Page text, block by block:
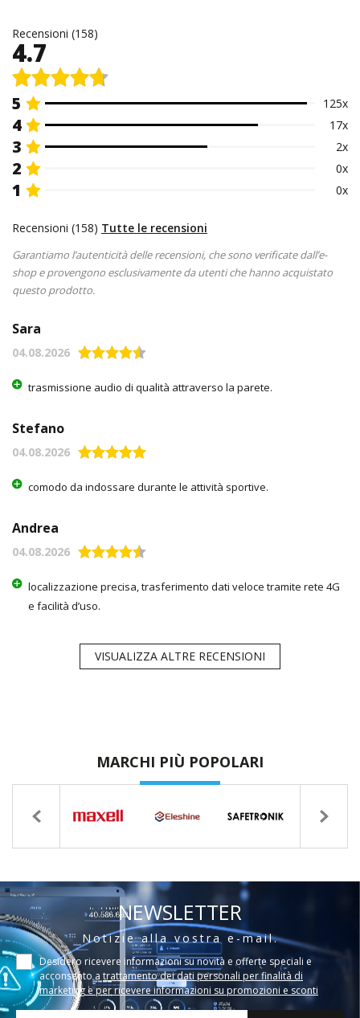
Recensioni (158)
4.7
5 125x
4 17x
3 2x
2 0x
1 0x
Recensioni (158) Tutte le recensioni
Garantiamo l’autenticità delle recensioni, che sono verificate dall’e-
shop e provengono esclusivamente da utenti che hanno acquistato
questo prodotto.
Sara
04.08.2026
trasmissione audio di qualità attraverso la parete.
Stefano
04.08.2026
comodo da indossare durante le attività sportive.
Andrea
04.08.2026
localizzazione precisa, trasferimento dati veloce tramite rete 4G
e facilità d’uso.
VISUALIZZA ALTRE RECENSIONI
MARCHI PIÙ POPOLARI
NEWSLETTER
Notizie alla vostra e-mail.
Desidero ricevere informazioni su novità e offerte speciali e
acconsento a trattamento dei dati personali per finalità di
marketing e per ricevere informazioni su promozioni e sconti